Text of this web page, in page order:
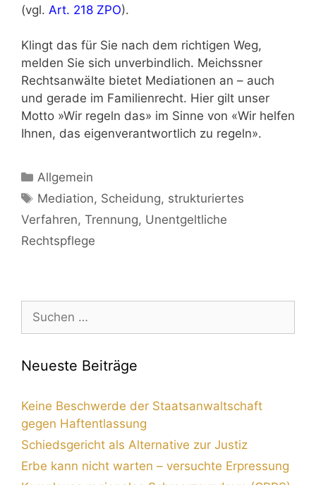
(vgl. Art. 218 ZPO).
Klingt das für Sie nach dem richtigen Weg,
melden Sie sich unverbindlich. Meichssner
Rechtsanwälte bietet Mediationen an – auch
und gerade im Familienrecht. Hier gilt unser
Motto »Wir regeln das» im Sinne von «Wir helfen
Ihnen, das eigenverantwortlich zu regeln».
Allgemein
Mediation, Scheidung, strukturiertes
Verfahren, Trennung, Unentgeltliche
Rechtspflege
Neueste Beiträge
Keine Beschwerde der Staatsanwaltschaft
gegen Haftentlassung
Schiedsgericht als Alternative zur Justiz
Erbe kann nicht warten – versuchte Erpressung